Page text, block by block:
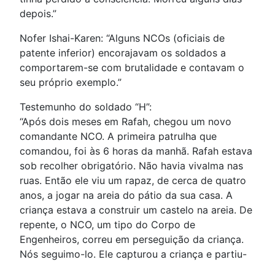
depois.”
Nofer Ishai-Karen: “Alguns NCOs (oficiais de
patente inferior) encorajavam os soldados a
comportarem-se com brutalidade e contavam o
seu próprio exemplo.”
Testemunho do soldado “H”:
“Após dois meses em Rafah, chegou um novo
comandante NCO. A primeira patrulha que
comandou, foi às 6 horas da manhã. Rafah estava
sob recolher obrigatório. Não havia vivalma nas
ruas. Então ele viu um rapaz, de cerca de quatro
anos, a jogar na areia do pátio da sua casa. A
criança estava a construir um castelo na areia. De
repente, o NCO, um tipo do Corpo de
Engenheiros, correu em perseguição da criança.
Nós seguimo-lo. Ele capturou a criança e partiu-